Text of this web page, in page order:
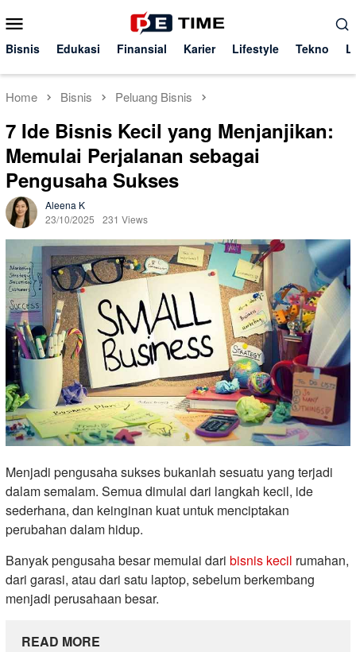
to
contentMenu
Bisnis Edukasi Finansial Karier Lifestyle Tekno
Home Bisnis Peluang Bisnis
7 Ide Bisnis Kecil yang Menjanjikan:
Memulai Perjalanan sebagai
Pengusaha Sukses
Aleena K
23/10/2025
231 Views
Menjadi pengusaha sukses bukanlah sesuatu yang terjadi
dalam semalam. Semua dimulai dari langkah kecil, ide
sederhana, dan keinginan kuat untuk menciptakan
perubahan dalam hidup.
Banyak pengusaha besar memulai dari bisnis kecil rumahan,
dari garasi, atau dari satu laptop, sebelum berkembang
menjadi perusahaan besar.
READ MORE